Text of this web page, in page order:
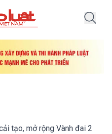
tạo, mở rộng Vành đai 2